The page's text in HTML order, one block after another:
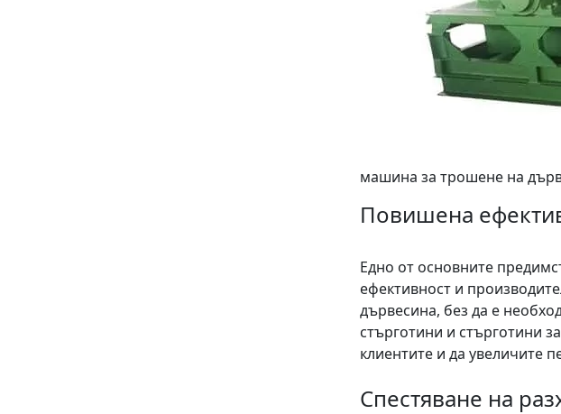
машина за трошене на
Повишена
Едно от основните
ефективност и
дървесина, без да е
стърготини и стърготини
клиентите и да увеличите
Спестяване на